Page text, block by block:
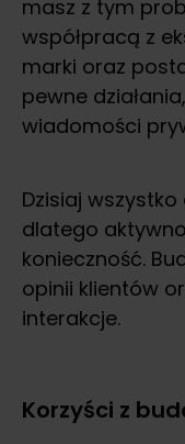
masz z tym
współpracą z
marki oraz
pewne
wiadomości
Dzisiaj
dlatego
konieczność.
opinii klientów
interakcje.
Korzyści z